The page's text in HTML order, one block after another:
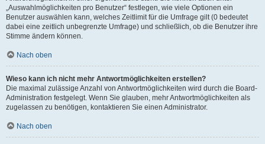
„Auswahlmöglichkeiten pro Benutzer“ festlegen, wie viele Optionen ein
Benutzer auswählen kann, welches Zeitlimit für die Umfrage gilt (0 bedeutet
dabei eine zeitlich unbegrenzte Umfrage) und schließlich, ob die Benutzer ihre
Stimme ändern können.
Nach oben
Wieso kann ich nicht mehr Antwortmöglichkeiten erstellen?
Die maximal zulässige Anzahl von Antwortmöglichkeiten wird durch die Board-
Administration festgelegt. Wenn Sie glauben, mehr Antwortmöglichkeiten als
zugelassen zu benötigen, kontaktieren Sie einen Administrator.
Nach oben